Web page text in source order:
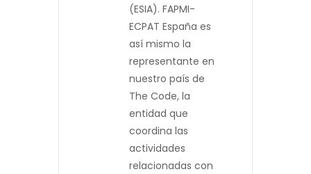
(ESIA). FAPMI-
ECPAT España es
así mismo la
representante en
nuestro país de
The Code, la
entidad que
coordina las
actividades
relacionadas con